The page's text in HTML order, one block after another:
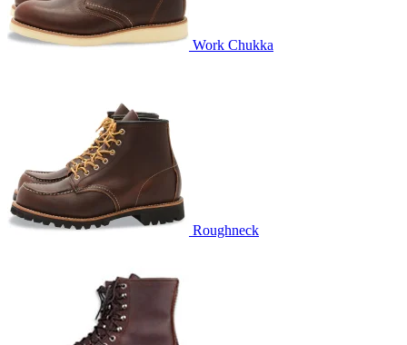
Work Chukka
Roughneck